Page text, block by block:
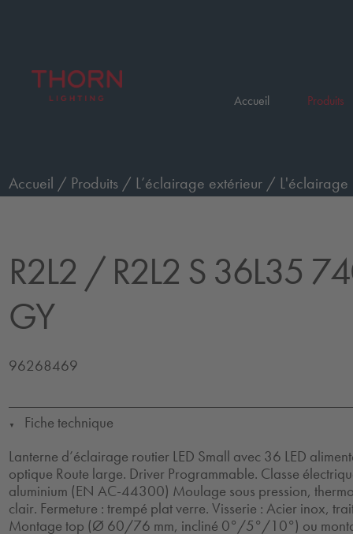
Accueil Produits
Accueil / Produits / L’éclairage extérieur / L'éclairage
R2L2 / R2L2 S 36L35
GY
96268469
▼
Fiche technique
Lanterne d’éclairage routier LED Small avec 36 LED
optique Route large. Driver Programmable. Classe
aluminium (EN AC-44300) Moulage sous pression,
clair. Fermeture : trempé plat verre. Visserie : Acier inox,
Montage top (Ø 60/76 mm, incliné 0°/5°/10°) ou